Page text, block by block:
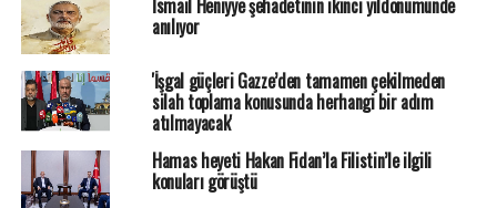
İsmail Heniyye şehadetinin ikinci yıldönümünde
anılıyor
'İşgal güçleri Gazze’den tamamen çekilmeden
silah toplama konusunda herhangi bir adım
atılmayacak'
Hamas heyeti Hakan Fidan’la Filistin’le ilgili
konuları görüştü